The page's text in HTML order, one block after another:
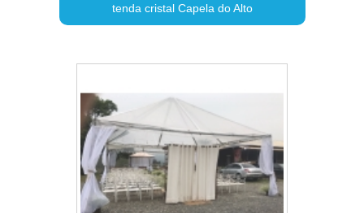
tenda cristal Capela do Alto